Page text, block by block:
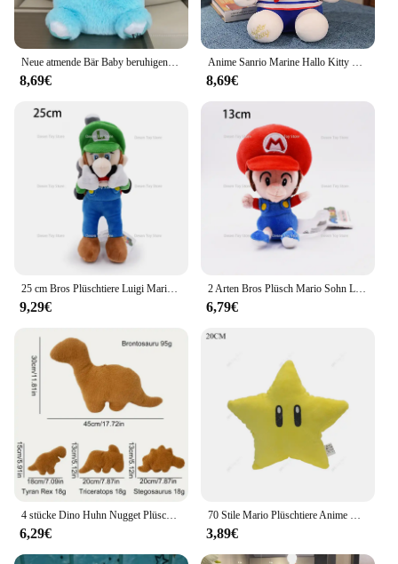
8,69€ 8,69€
9,29€
2 Arten Bros Plüsch Mario Sohn Luiji Kawaii süße Stofftier puppe für Kinder Geburtstags geschenk 13cm
6,79€
6,29€ 3,89€